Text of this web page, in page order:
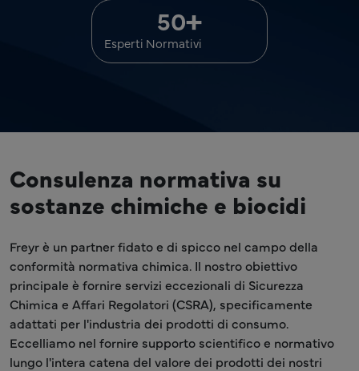
50+
Esperti Normativi
Consulenza normativa su
sostanze chimiche e biocidi
Freyr è un partner fidato e di spicco nel campo della
conformità normativa chimica. Il nostro obiettivo
principale è fornire servizi eccezionali di Sicurezza
Chimica e Affari Regolatori (CSRA), specificamente
adattati per l'industria dei prodotti di consumo.
Eccelliamo nel fornire supporto scientifico e normativo
lungo l'intera catena del valore dei prodotti dei nostri